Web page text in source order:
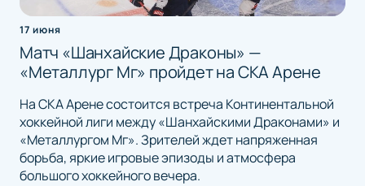
17 июня
Матч «Шанхайские Драконы» —
«Металлург Мг» пройдет на СКА Арене
На СКА Арене состоится встреча Континентальной
хоккейной лиги между «Шанхайскими Драконами» и
«Металлургом Мг». Зрителей ждет напряженная
борьба, яркие игровые эпизоды и атмосфера
большого хоккейного вечера.